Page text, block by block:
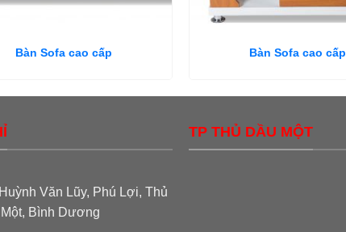
Bàn Sofa cao cấp Bàn Sofa cao cấp
Văn Lũy, Phú Lợi, Thủ
Bình Dương
TP THỦ DẦU MỘT